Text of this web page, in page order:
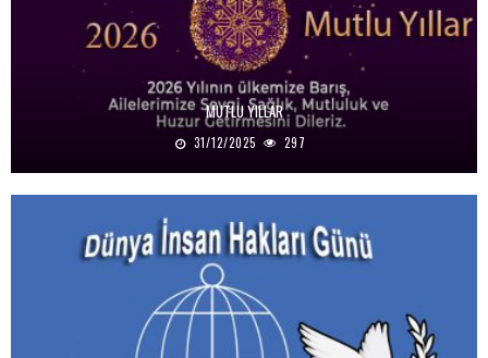
MUTLU YILLAR
31/12/2025 297